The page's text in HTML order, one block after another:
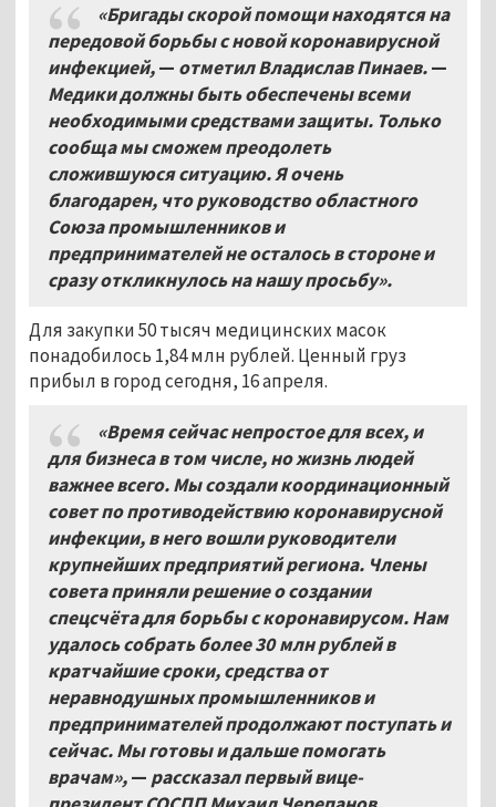
«Бригады скорой помощи находятся на
передовой борьбы с новой коронавирусной
инфекцией,— отметил Владислав Пинаев.—
Медики должны быть обеспечены всеми
необходимыми средствами защиты. Только
сообща мы сможем преодолеть
сложившуюся ситуацию. Я очень
благодарен, что руководство областного
Союза промышленников и
предпринимателей не осталось в стороне и
сразу откликнулось на нашу просьбу».
Для закупки 50 тысяч медицинских масок
понадобилось 1,84 млн рублей. Ценный груз
прибыл в город сегодня, 16 апреля.
«Время сейчас непростое для всех, и
для бизнеса в том числе, но жизнь людей
важнее всего. Мы создали координационный
совет по противодействию коронавирусной
инфекции, в него вошли руководители
крупнейших предприятий региона. Члены
совета приняли решение о создании
спецсчёта для борьбы с коронавирусом. Нам
удалось собрать более 30 млн рублей в
кратчайшие сроки, средства от
неравнодушных промышленников и
предпринимателей продолжают поступать и
сейчас. Мы готовы и дальше помогать
врачам»,— рассказал первый вице-